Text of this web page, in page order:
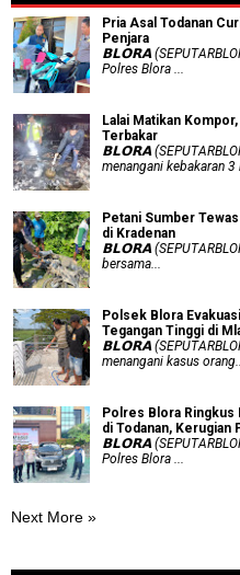
Pria Asal Todanan
Penjara
𝗕𝗟𝗢𝗥𝗔
Polres Blora ...
Lalai Matikan
Terbakar
𝗕𝗟𝗢𝗥𝗔
menangani kebakaran 3
Petani Sumber
di Kradenan
𝗕𝗟𝗢𝗥𝗔
bersama...
Polsek Blora
Tegangan Tinggi di
𝗕𝗟𝗢𝗥𝗔
menangani kasus
Polres Blora
di Todanan, Kerugian
𝗕𝗟𝗢𝗥𝗔
Polres Blora ...
Next More »